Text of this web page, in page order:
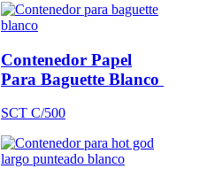
Contenedor Papel
Para Baguette Blanco
SCT C/500